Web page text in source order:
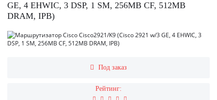
GE, 4 EHWIC, 3 DSP, 1 SM, 256MB CF, 512MB
DRAM, IPB)
Под заказ
Рейтинг: